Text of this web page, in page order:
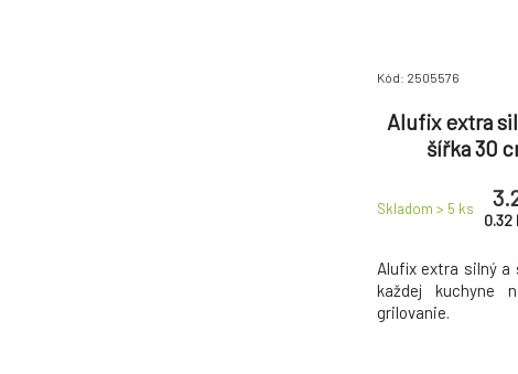
Kód: 2505576
Alufix extra
šířka 30
Skladom > 5 ks
0.32
Alufix extra silný a
každej kuchyne
grilovanie.